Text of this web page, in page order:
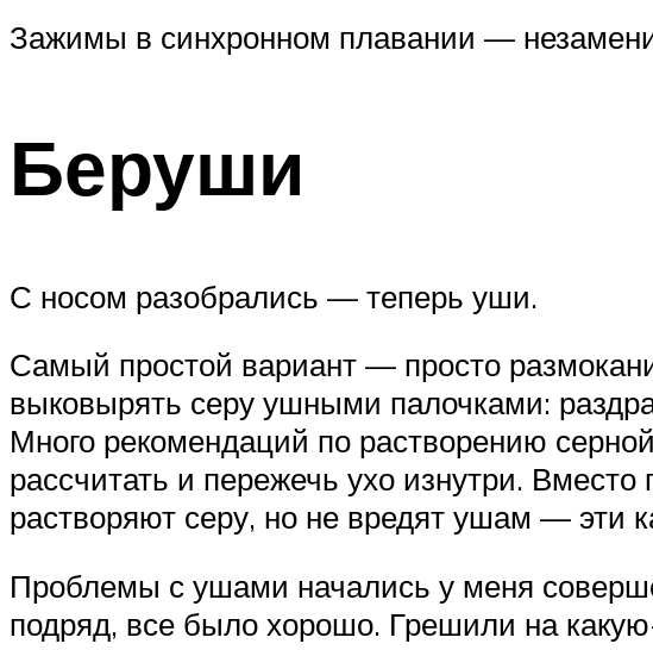
Зажимы в синхронном плавании —
Беруши
С носом разобрались — теперь уши.
Самый простой вариант — просто
выковырять серу ушными палочками:
Много рекомендаций по растворению
рассчитать и пережечь ухо изнутри.
растворяют серу, но не вредят ушам — эти
Проблемы с ушами начались у меня
подряд, все было хорошо. Грешили на